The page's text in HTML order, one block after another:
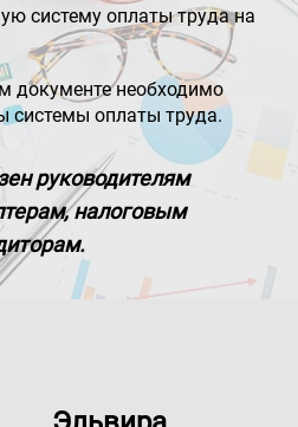
систему оплаты труда на
документе необходимо
системы оплаты труда.
руководителям
налоговым